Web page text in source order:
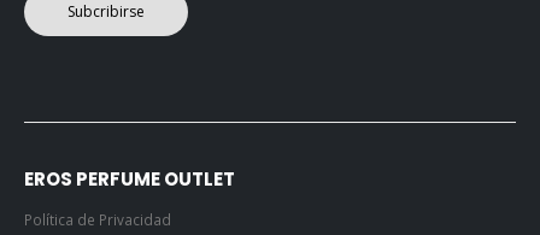
Subcribirse
EROS PERFUME OUTLET
Política de Privacidad